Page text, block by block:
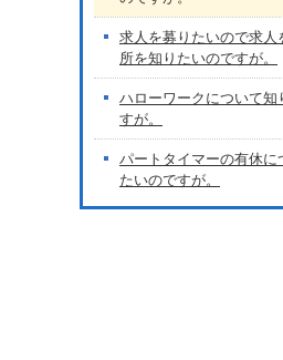
求人を募りたいので求人
所を知りたいのですが。
ハローワークについて知
すが。
パートタイマーの有休に
たいのですが。